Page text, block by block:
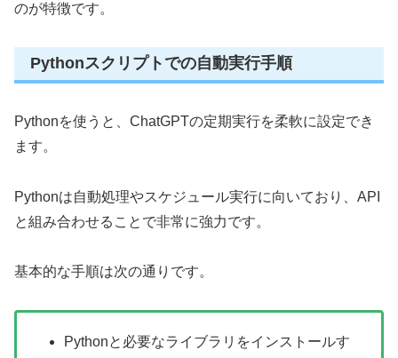
のが特徴です。
Pythonスクリプトでの自動実行手順
Pythonを使うと、ChatGPTの定期実行を柔軟に設定でき
ます。
Pythonは自動処理やスケジュール実行に向いており、API
と組み合わせることで非常に強力です。
基本的な手順は次の通りです。
Pythonと必要なライブラリをインストールす